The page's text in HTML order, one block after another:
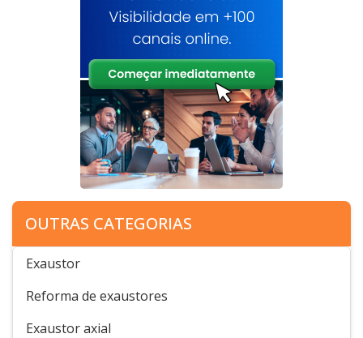
OUTRAS CATEGORIAS
Exaustor
Reforma de exaustores
Exaustor axial